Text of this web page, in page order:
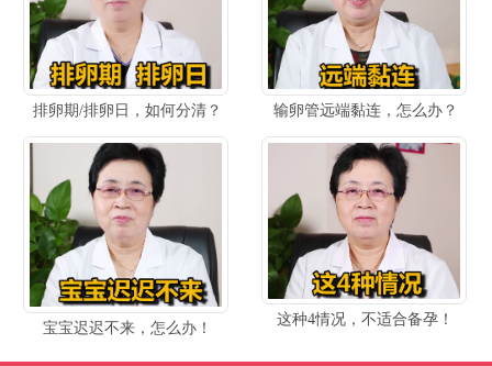
排卵期/排卵日，如何分清？ 输卵管远端黏连，怎么办？
宝宝迟迟不来，怎么办！ 这种4情况，不适合备孕！